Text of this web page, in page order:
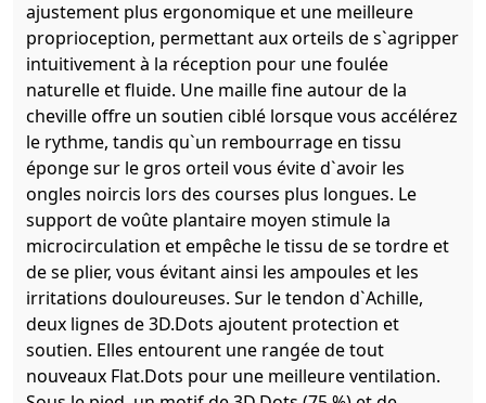
ajustement plus ergonomique et une meilleure
proprioception, permettant aux orteils de s`agripper
intuitivement à la réception pour une foulée
naturelle et fluide. Une maille fine autour de la
cheville offre un soutien ciblé lorsque vous accélérez
le rythme, tandis qu`un rembourrage en tissu
éponge sur le gros orteil vous évite d`avoir les
ongles noircis lors des courses plus longues. Le
support de voûte plantaire moyen stimule la
microcirculation et empêche le tissu de se tordre et
de se plier, vous évitant ainsi les ampoules et les
irritations douloureuses. Sur le tendon d`Achille,
deux lignes de 3D.Dots ajoutent protection et
soutien. Elles entourent une rangée de tout
nouveaux Flat.Dots pour une meilleure ventilation.